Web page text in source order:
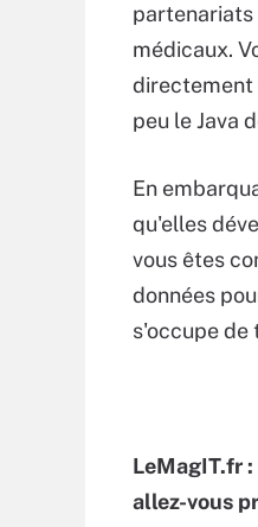
partenariats
médicaux.
directement
peu le Java
En
qu'elles
vous êtes
données
s'occupe de
LeMagIT.fr
allez-vous